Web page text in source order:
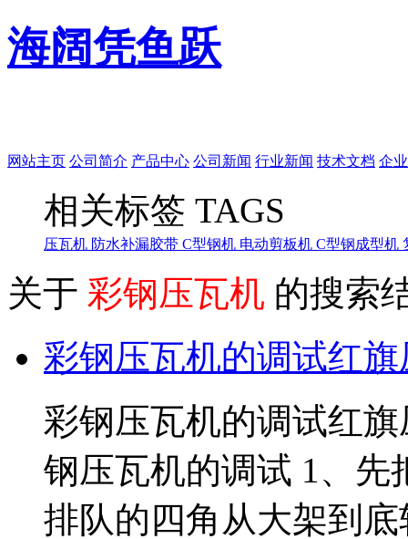
海阔凭鱼跃
网站主页 公司简介 产品中心 公司新闻 行业新闻 技术文档 企
相关标签 TAGS
压瓦机 防水补漏胶带 C型钢机 电动剪板机 C型钢成型机
关于 彩钢压瓦机 的搜索
彩钢压瓦机的调试红
彩钢压瓦机的调试红
钢压瓦机的调试 1、先
排队的四角从大架到